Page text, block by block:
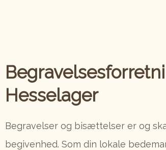
Hesselager
Begravelser og bisættelser er og
begivenhed. Som din lokale